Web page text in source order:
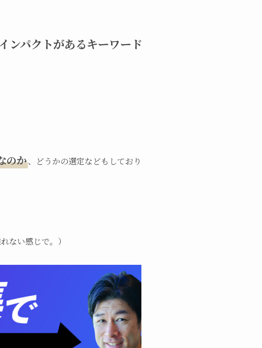
パクトがあるキーワード
のか、どうかの選定などもしており
ない感じで。）